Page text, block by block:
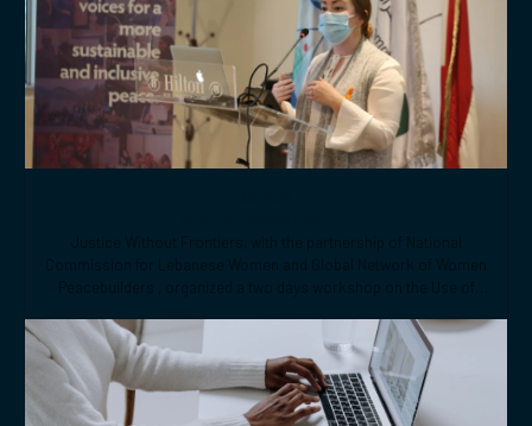
WPS-CEDAW WORKSHOP
Justice Without Frontiers, with the partnership of National
Commission for Lebanese Women and Global Network of Women
Peacebuilders , organized a two days workshop on the Use of
CEDAW General Recommendations (GRs) 30 and for Monitoring,
Reporting and Joint implementation of the Women, Peace, and
08 AUG